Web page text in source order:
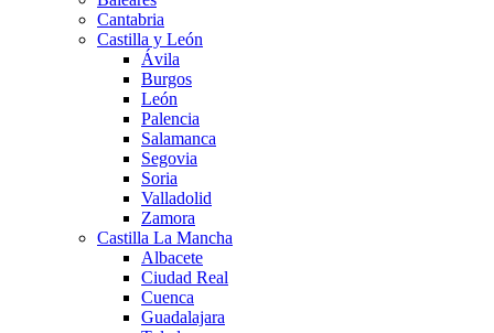
Cantabria
Castilla y León
Ávila
Burgos
León
Palencia
Salamanca
Segovia
Soria
Valladolid
Zamora
Castilla La Mancha
Albacete
Ciudad Real
Cuenca
Guadalajara